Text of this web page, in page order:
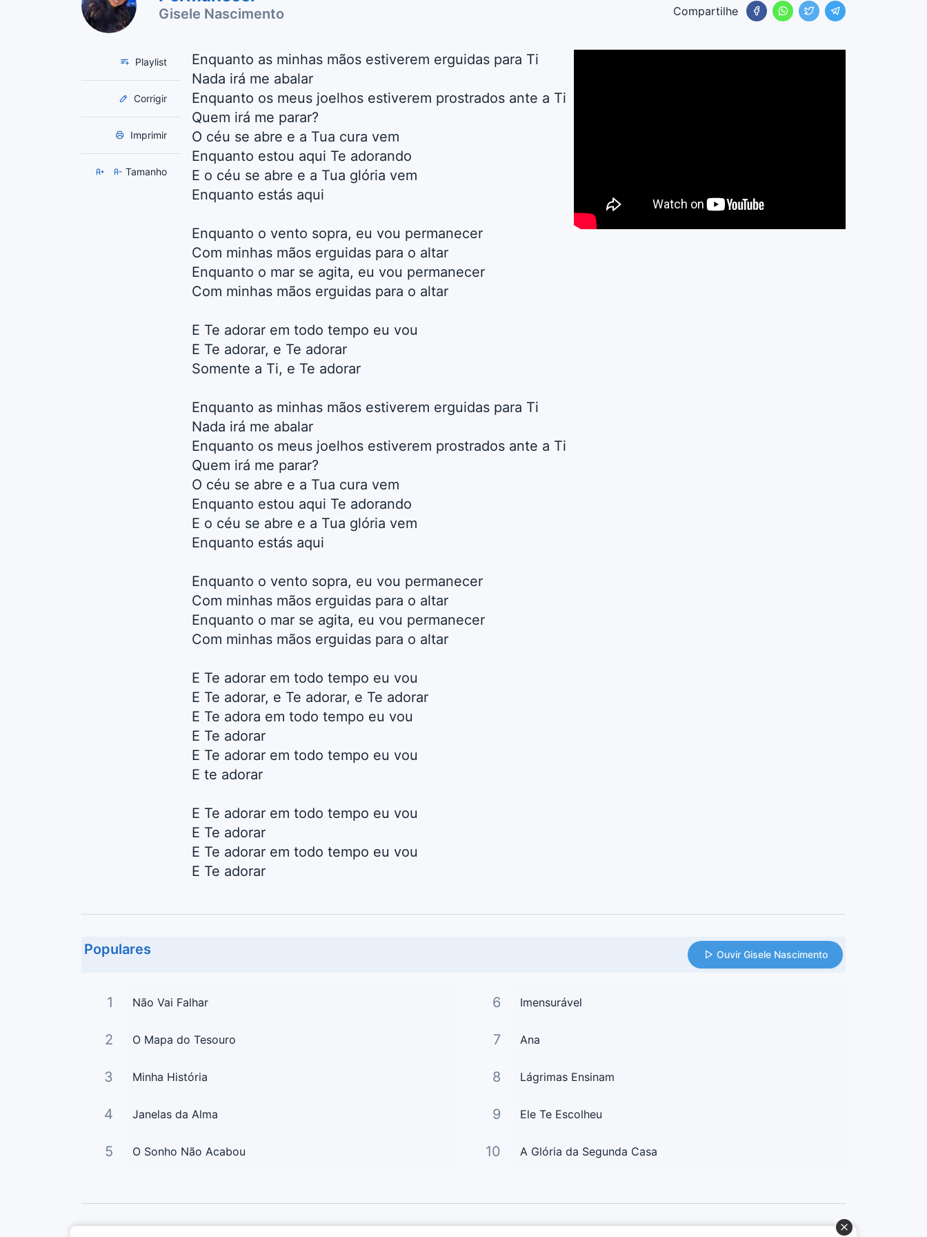
Gisele Nascimento Compartilhe
Playlist
Corrigir
Imprimir
Tamanho
Enquanto as minhas mãos estiverem erguidas para Ti
Nada irá me abalar
Enquanto os meus joelhos estiverem prostrados ante a Ti
Quem irá me parar?
O céu se abre e a Tua cura vem
Enquanto estou aqui Te adorando
E o céu se abre e a Tua glória vem
Enquanto estás aqui
Enquanto o vento sopra, eu vou permanecer
Com minhas mãos erguidas para o altar
Enquanto o mar se agita, eu vou permanecer
Com minhas mãos erguidas para o altar
E Te adorar em todo tempo eu vou
E Te adorar, e Te adorar
Somente a Ti, e Te adorar
Enquanto as minhas mãos estiverem erguidas para Ti
Nada irá me abalar
Enquanto os meus joelhos estiverem prostrados ante a Ti
Quem irá me parar?
O céu se abre e a Tua cura vem
Enquanto estou aqui Te adorando
E o céu se abre e a Tua glória vem
Enquanto estás aqui
Enquanto o vento sopra, eu vou permanecer
Com minhas mãos erguidas para o altar
Enquanto o mar se agita, eu vou permanecer
Com minhas mãos erguidas para o altar
E Te adorar em todo tempo eu vou
E Te adorar, e Te adorar, e Te adorar
E Te adora em todo tempo eu vou
E Te adorar
E Te adorar em todo tempo eu vou
E te adorar
E Te adorar em todo tempo eu vou
E Te adorar
E Te adorar em todo tempo eu vou
E Te adorar
Populares Ouvir Gisele Nascimento
1 Não Vai Falhar
2 O Mapa do Tesouro
3 Minha História
4 Janelas da Alma
5 O Sonho Não Acabou
6 Imensurável
7 Ana
8 Lágrimas Ensinam
9 Ele Te Escolheu
10 A Glória da Segunda Casa